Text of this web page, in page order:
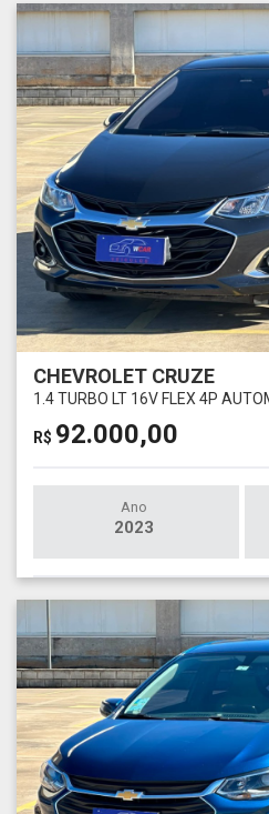
CHEVROLET CRUZE
1.4 TURBO LT 16V FLEX 4P
R$ 92.000,00
Ano
2023